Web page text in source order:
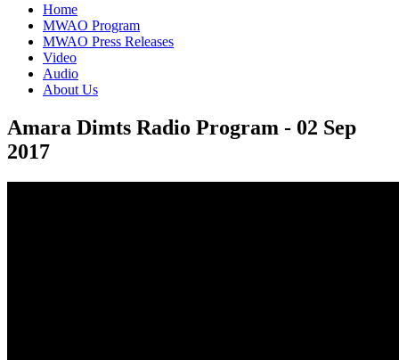
Home
MWAO Program
MWAO Press Releases
Video
Audio
About Us
Amara Dimts Radio Program - 02 Sep
2017